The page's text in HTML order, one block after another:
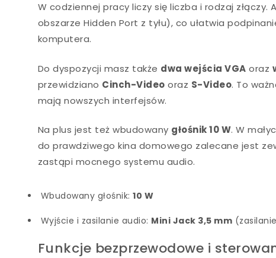
W codziennej pracy liczy się liczba i rodzaj złączy.
obszarze Hidden Port z tyłu), co ułatwia
komputera.
Do dyspozycji masz także dwa wejścia VGA oraz
przewidziano Cinch-Video oraz S-Video. To
mają nowszych interfejsów.
Na plus jest też wbudowany głośnik 10 W. W
do prawdziwego kina domowego zalecane jest
zastąpi mocnego systemu audio.
Wbudowany głośnik:10 W
Wyjście i zasilanie audio: Mini Jack 3,5 mm
Funkcje bezprzewodowe i